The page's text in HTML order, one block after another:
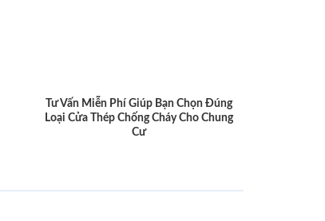
Tư Vấn Miễn Phí Giúp Bạn Chọn Đúng
Loại Cửa Thép Chống Cháy Cho Chung
Cư